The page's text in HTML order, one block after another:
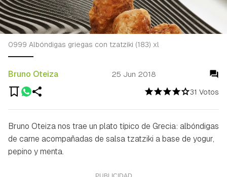
31 Votos
Bruno Oteiza 25 Jun 2018
0999 Albóndigas griegas con tzatziki (183) xl
Bruno Oteiza nos trae un plato típico de Grecia: albóndigas
de carne acompañadas de salsa tzatziki a base de yogur,
pepino y menta.